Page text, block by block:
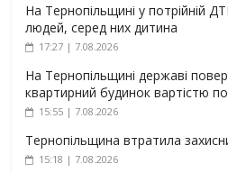
На Тернопільщині у потрійній
людей, серед них дитина
17:27 | 7.08.2026
На Тернопільщині державі
квартирний будинок вартістю
15:55 | 7.08.2026
Тернопільщина втратила
15:18 | 7.08.2026